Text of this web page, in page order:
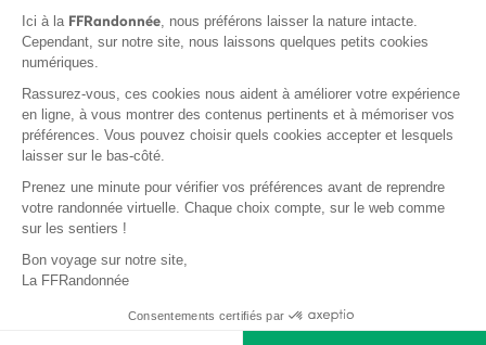
Protection des données
Politique de confidentialité
Base documentaire
Ici à la FFRandonnée, nous préférons laisser la nature intacte.
Cependant, sur notre site, nous laissons quelques petits cookies
numériques.
Rassurez-vous, ces cookies nous aident à améliorer votre expérience
en ligne, à vous montrer des contenus pertinents et à mémoriser vos
préférences. Vous pouvez choisir quels cookies accepter et lesquels
laisser sur le bas-côté.
Prenez une minute pour vérifier vos préférences avant de reprendre
votre randonnée virtuelle. Chaque choix compte, sur le web comme
sur les sentiers !
Bon voyage sur notre site,
La FFRandonnée
Consentements certifiés par